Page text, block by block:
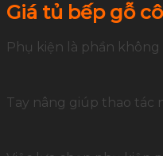
Giá tủ bếp gỗ
Phụ kiện là phần
Tay nâng giúp thao tác